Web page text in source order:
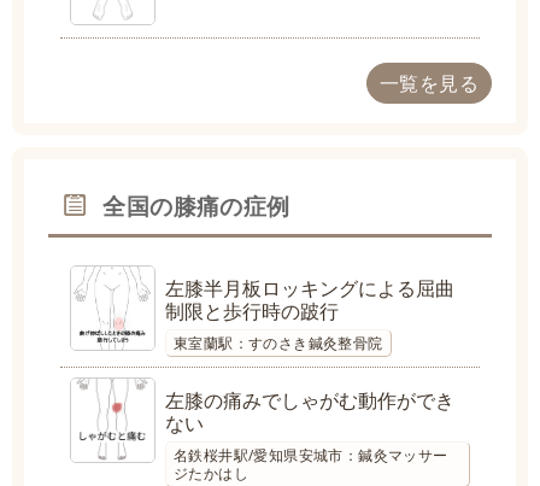
一覧を見る
全国の膝痛の症例
左膝半月板ロッキングによる屈曲
制限と歩行時の跛行
東室蘭駅：すのさき鍼灸整骨院
左膝の痛みでしゃがむ動作ができ
ない
名鉄桜井駅/愛知県安城市：鍼灸マッサー
ジたかはし